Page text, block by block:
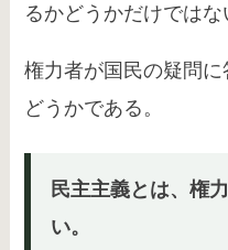
るかどうかだけではな
権力者が国民の疑問
どうかである。
民主主義とは、権
い。